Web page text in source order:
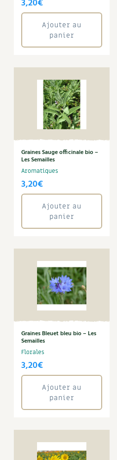
3,20€
Ajouter au
panier
Graines Sauge officinale bio –
Les Semailles
Aromatiques
3,20€
Ajouter au
panier
Graines Bleuet bleu bio – Les
Semailles
Florales
3,20€
Ajouter au
panier